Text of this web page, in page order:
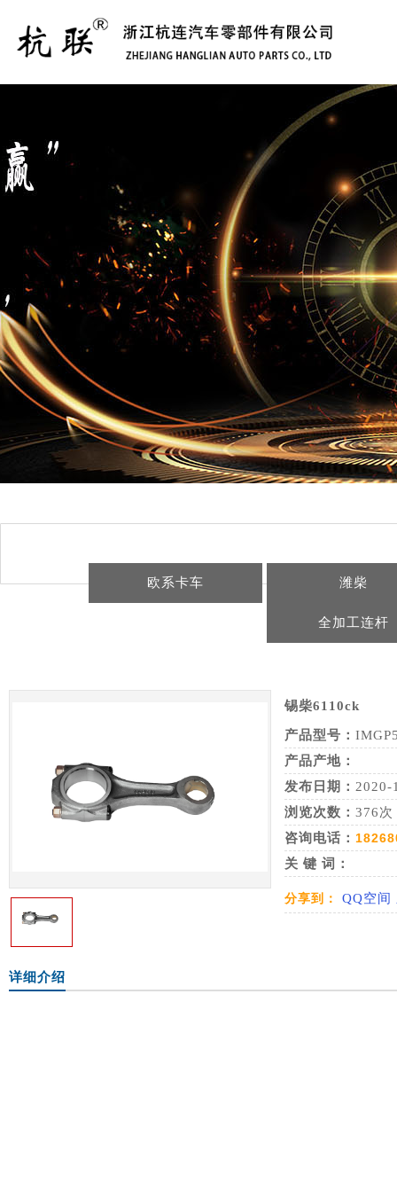
欧系卡车 潍柴
全加工连杆
锡柴6110ck
产品型号：
产品产地：
发布日期： 2020-
浏览次数： 376次
咨询电话：
关 键 词：
分享到： QQ空间
详细介绍